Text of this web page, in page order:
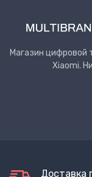
Магазин цифровой
Xiaomi.
Доставка